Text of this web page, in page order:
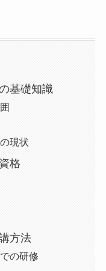
基礎知識
現状
格
方法
の研修